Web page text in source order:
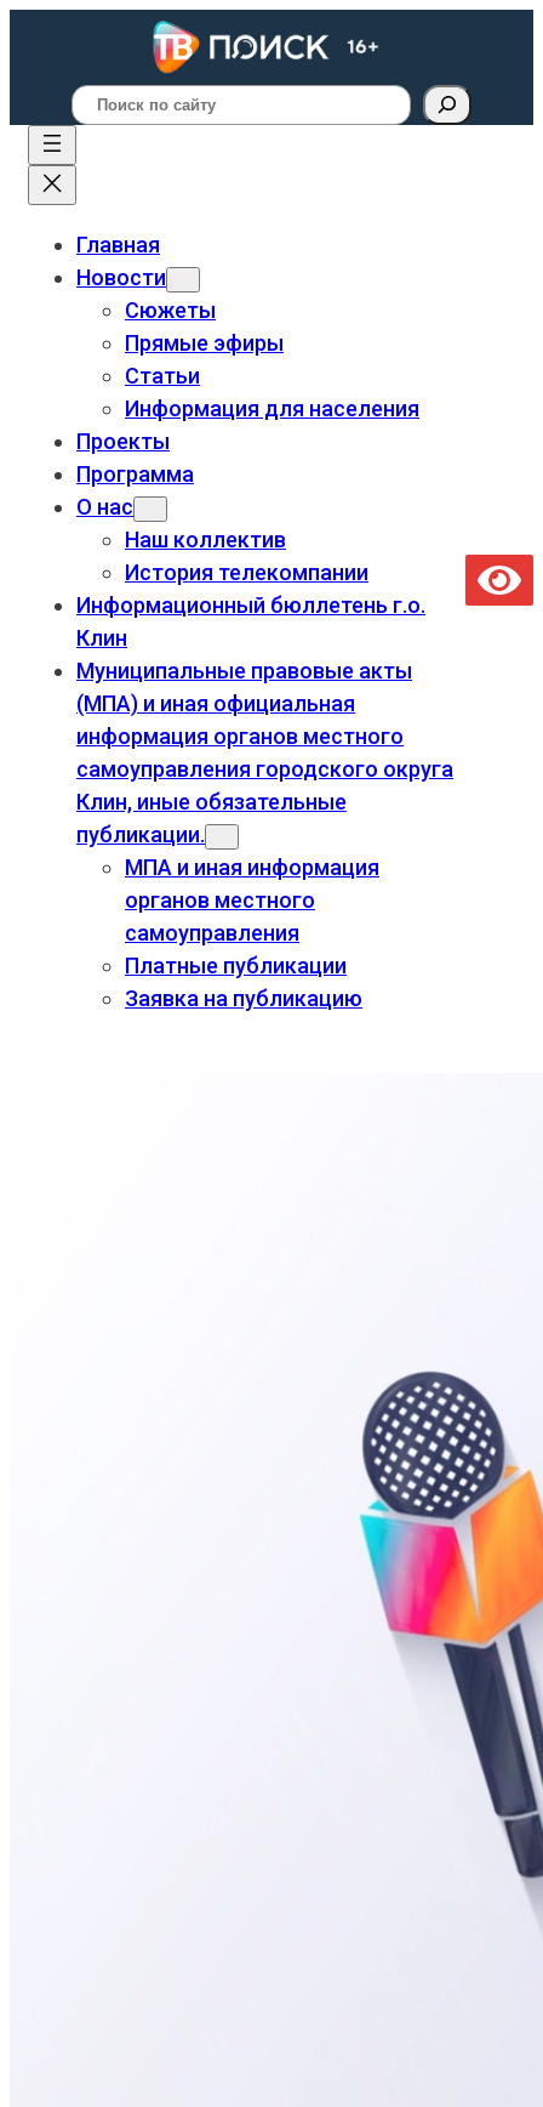
Поиск
Главная
Новости
Сюжеты
Прямые эфиры
Статьи
Информация для населения
Проекты
Программа
О нас
Наш коллектив
История телекомпании
Информационный бюллетень г.о.
Клин
Муниципальные правовые акты
(МПА) и иная официальная
информация органов местного
самоуправления городского округа
Клин, иные обязательные
публикации.
МПА и иная информация
органов местного
самоуправления
Платные публикации
Заявка на публикацию